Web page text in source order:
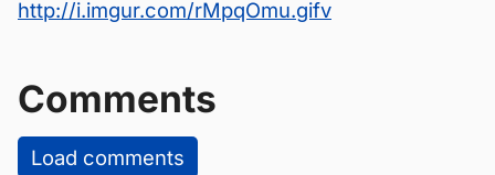
http://i.imgur.com/rMpqOmu.gifv
Comments
Load comments